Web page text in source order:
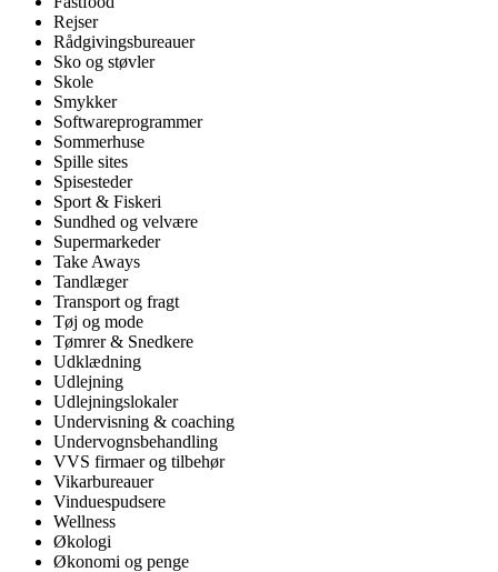
Rejser
Rådgivingsbureauer
Sko og støvler
Skole
Smykker
Softwareprogrammer
Sommerhuse
Spille sites
Spisesteder
Sport & Fiskeri
Sundhed og velvære
Supermarkeder
Take Aways
Tandlæger
Transport og fragt
Tøj og mode
Tømrer & Snedkere
Udklædning
Udlejning
Udlejningslokaler
Undervisning & coaching
Undervognsbehandling
VVS firmaer og tilbehør
Vikarbureauer
Vinduespudsere
Wellness
Økologi
Økonomi og penge